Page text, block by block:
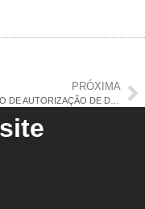
PRÓXIMA
EXTRATO DE AUTORIZAÇÃO DE DISPENSA DE LICITAÇÃO Nº 029/2025